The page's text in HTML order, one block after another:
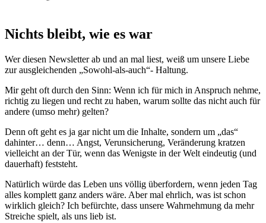
Nichts bleibt, wie es war
Wer diesen Newsletter ab und an mal liest, weiß um unsere Liebe
zur ausgleichenden „Sowohl-als-auch“- Haltung.
Mir geht oft durch den Sinn: Wenn ich für mich in Anspruch nehme,
richtig zu liegen und recht zu haben, warum sollte das nicht auch für
andere (umso mehr) gelten?
Denn oft geht es ja gar nicht um die Inhalte, sondern um „das“
dahinter… denn… Angst, Verunsicherung, Veränderung kratzen
vielleicht an der Tür, wenn das Wenigste in der Welt eindeutig (und
dauerhaft) feststeht.
Natürlich würde das Leben uns völlig überfordern, wenn jeden Tag
alles komplett ganz anders wäre. Aber mal ehrlich, was ist schon
wirklich gleich? Ich befürchte, dass unsere Wahrnehmung da mehr
Streiche spielt, als uns lieb ist.